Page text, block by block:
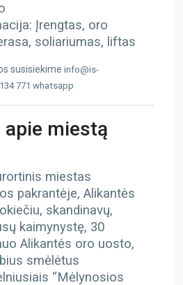
Įrengtas, oro
soliariumas, liftas
susisiekime info@is-
771 whatsapp
miestą
miestas
pakrantėje, Alikantės
skandinavų,
kaimynystę, 30
Alikantės oro uosto,
smėlėtus
“Mėlynosios